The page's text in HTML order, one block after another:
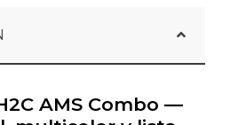
AMS Combo —